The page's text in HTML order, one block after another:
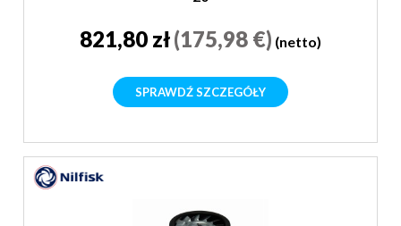
821,80 zł(175,98 €) (netto)
SPRAWDŹ SZCZEGÓŁY